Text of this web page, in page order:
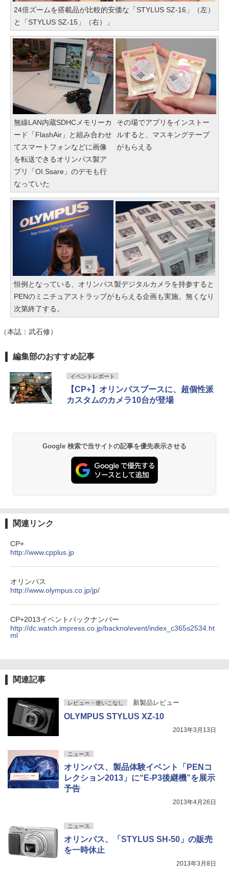
24倍ズームを搭載品が比較的安価な「STYLUS SZ-16」（左）
と「STYLUS SZ-15」（右）」
無線LAN内蔵SDHCメモリーカ
ード「FlashAir」と組み合わせ
てスマートフォンなどに画像
を転送できるオリンパス製ア
プリ「OI.Ssare」のデモも行
なっていた
その場でアプリをインストー
ルすると、マスキングテープ
がもらえる
恒例となっている、オリンパス製デジタルカメラを持参すると
PENのミニチュアストラップがもらえる企画も実施。無くなり
次第終了する。
（本誌：武石修）
編集部のおすすめ記事
イベントレポート
【CP+】オリンパスブースに、超個性派
カスタムのカメラ10台が登場
Google 検索で当サイトの記事を優先表示させる
関連リンク
CP+
http://www.cpplus.jp
オリンパス
http://www.olympus.co.jp/jp/
CP+2013イベントバックナンバー
http://dc.watch.impress.co.jp/backno/event/index_c365s2534.ht
ml
関連記事
レビュー・使いこなし 新製品レビュー
OLYMPUS STYLUS XZ-10
2013年3月13日
ニュース
オリンパス、製品体験イベント「PENコ
レクション2013」に“E-P3後継機”を展示
予告
2013年4月26日
ニュース
オリンパス、「STYLUS SH-50」の販売
を一時休止
2013年3月8日